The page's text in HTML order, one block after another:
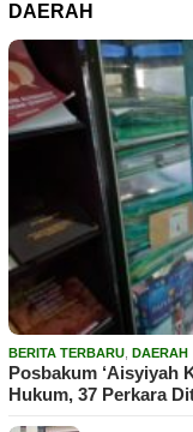
DAERAH
BERITA TERBARU DAERAH
Posbakum ‘Aisyiyah
Hukum, 37 Perkara